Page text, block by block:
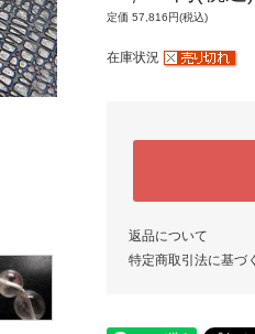
定価 57,816円(税込)
在庫状況
返品について
特定商取引法に基づ